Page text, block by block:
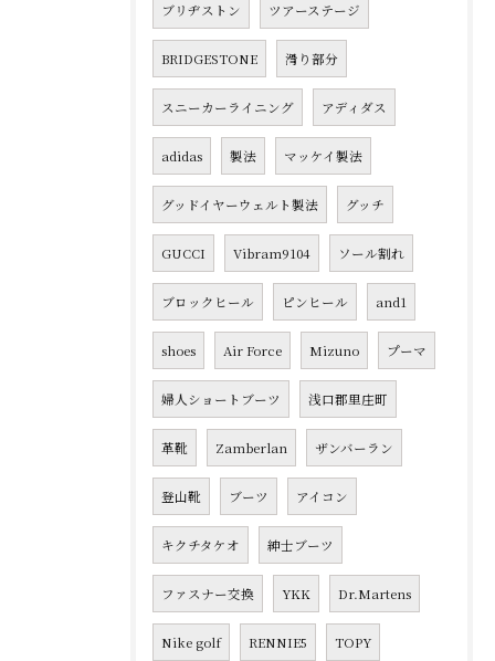
ブリヂストン ツアーステージ
BRIDGESTONE 滑り部分
スニーカーライニング アディダス
adidas 製法 マッケイ製法
グッドイヤーウェルト製法 グッチ
GUCCI Vibram9104 ソール割れ
ブロックヒール ピンヒール and1
shoes Air Force Mizuno プーマ
婦人ショートブーツ 浅口郡里庄町
革靴 Zamberlan ザンバーラン
登山靴 ブーツ アイコン
キクチタケオ 紳士ブーツ
ファスナー交換 YKK Dr.Martens
Nike golf RENNIE5 TOPY